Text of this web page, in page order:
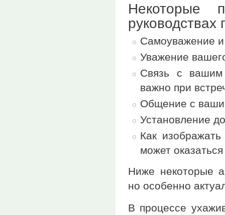
Некоторые
Самоуважение
Уважение
Связь с вашим
важно при
Общение с
Установление
Как
может
Ниже некоторые
но особенно
В процессе